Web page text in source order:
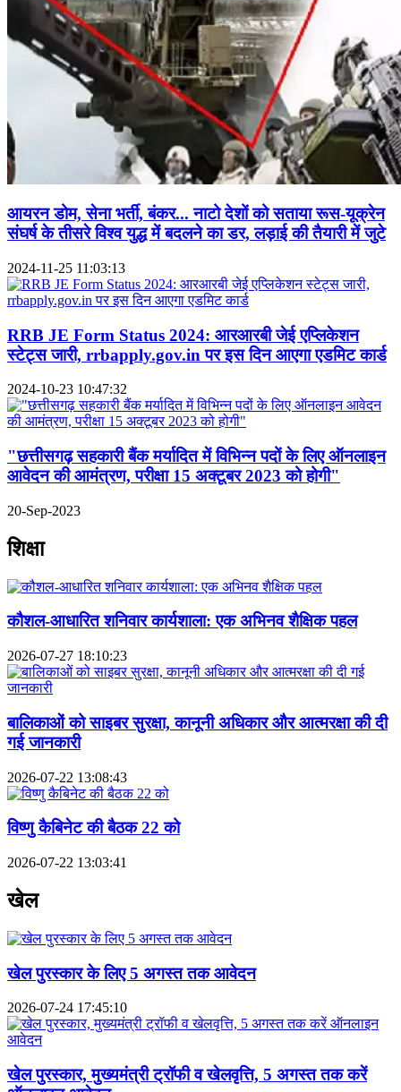
आयरन डोम, सेना भर्ती, बंकर... नाटो देशों को सताया रूस-यूक्रेन
संघर्ष के तीसरे विश्व युद्ध में बदलने का डर, लड़ाई की तैयारी में जुटे
2024-11-25 11:03:13
RRB JE Form Status 2024: आरआरबी जेई एप्लिकेशन
स्टेट्स जारी, rrbapply.gov.in पर इस दिन आएगा एडमिट कार्ड
2024-10-23 10:47:32
"छत्तीसगढ़ सहकारी बैंक मर्यादित में विभिन्न पदों के लिए ऑनलाइन
आवेदन की आमंत्रण, परीक्षा 15 अक्टूबर 2023 को होगी"
20-Sep-2023
शिक्षा
कौशल-आधारित शनिवार कार्यशाला: एक अभिनव शैक्षिक पहल
2026-07-27 18:10:23
बालिकाओं को साइबर सुरक्षा, कानूनी अधिकार और आत्मरक्षा की दी
गई जानकारी
2026-07-22 13:08:43
विष्णु कैबिनेट की बैठक 22 को
2026-07-22 13:03:41
खेल
खेल पुरस्कार के लिए 5 अगस्त तक आवेदन
2026-07-24 17:45:10
खेल पुरस्कार, मुख्यमंत्री ट्रॉफी व खेलवृत्ति, 5 अगस्त तक करें